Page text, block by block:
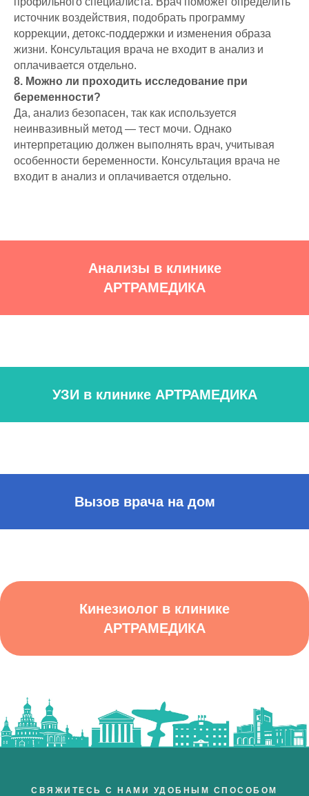
источник воздействия, подобрать программу
коррекции, детокс-поддержки и изменения образа
жизни. Консультация врача не входит в анализ и
оплачивается отдельно.
8. Можно ли проходить исследование при
беременности?
Да, анализ безопасен, так как используется
неинвазивный метод — тест мочи. Однако
интерпретацию должен выполнять врач, учитывая
особенности беременности. Консультация врача не
входит в анализ и оплачивается отдельно.
Анализы в клинике
АРТРАМЕДИКА
УЗИ в клинике АРТРАМЕДИКА
Вызов врача на дом
Кинезиолог в клинике
АРТРАМЕДИКА
СВЯЖИТЕСЬ С НАМИ УДОБНЫМ СПОСОБОМ